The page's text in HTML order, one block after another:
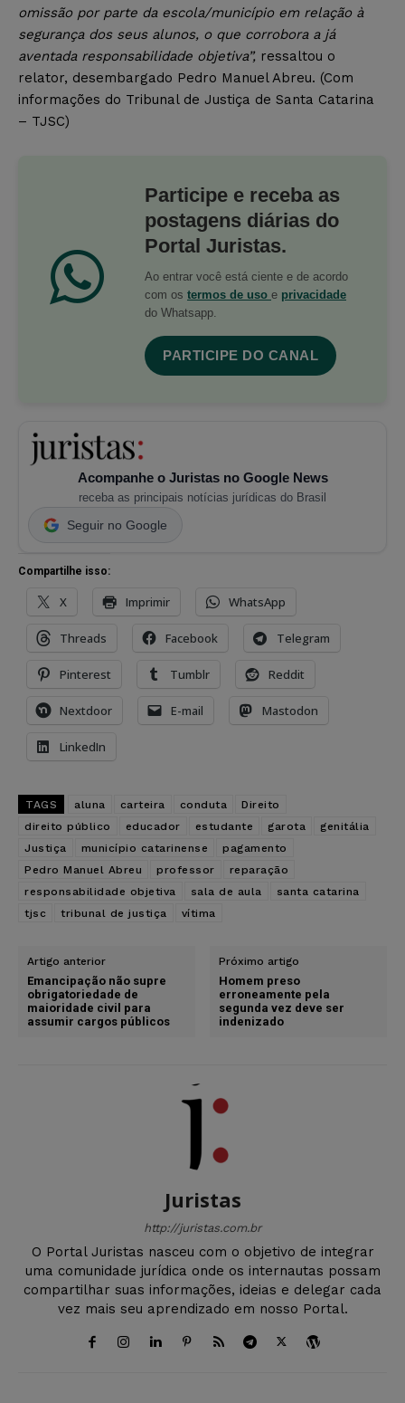
omissão por parte da escola/município em relação à
segurança dos seus alunos, o que corrobora a já
aventada responsabilidade objetiva”, ressaltou o
relator, desembargado Pedro Manuel Abreu. (Com
informações do Tribunal de Justiça de Santa Catarina
– TJSC)
Participe e receba as
postagens diárias do
Portal Juristas.
Ao entrar você está ciente e de acordo
com os termos de uso e privacidade
do Whatsapp.
PARTICIPE DO CANAL
Acompanhe o Juristas no Google News
receba as principais notícias jurídicas do Brasil
Seguir no Google
Compartilhe isso:
X Imprimir WhatsApp
Threads Facebook Telegram
Pinterest Tumblr Reddit
Nextdoor E-mail Mastodon
LinkedIn
TAGS aluna carteira conduta
Direito
direito público
educador estudante garota
genitália
Justiça
município catarinense
pagamento
Pedro Manuel Abreu
professor
reparação
responsabilidade objetiva
sala de aula
santa catarina
tjsc
tribunal de justiça vítima
Artigo anterior
Emancipação não supre
obrigatoriedade de
maioridade civil para
assumir cargos públicos
Próximo artigo
Homem preso
erroneamente pela
segunda vez deve ser
indenizado
Juristas
http://juristas.com.br
O Portal Juristas nasceu com o objetivo de integrar
uma comunidade jurídica onde os internautas possam
compartilhar suas informações, ideias e delegar cada
vez mais seu aprendizado em nosso Portal.